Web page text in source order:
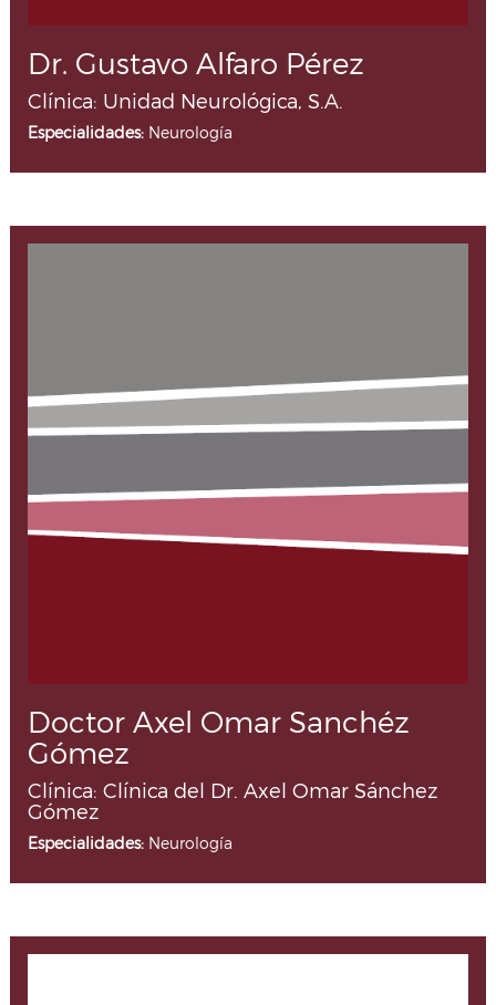
Dr. Gustavo Alfaro Pérez
Clínica: Unidad Neurológica, S.A.
Especialidades: Neurología
Doctor Axel Omar Sanchéz
Gómez
Clínica: Clínica del Dr. Axel Omar Sánchez
Gómez
Especialidades: Neurología